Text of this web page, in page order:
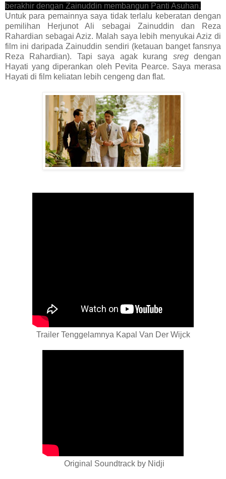
berakhir dengan Zainuddin membangun Panti Asuhan.
Untuk para pemainnya saya tidak terlalu keberatan dengan
pemilihan Herjunot Ali sebagai Zainuddin dan Reza
Rahardian sebagai Aziz. Malah saya lebih menyukai Aziz di
film ini daripada Zainuddin sendiri (ketauan banget fansnya
Reza Rahardian). Tapi saya agak kurang sregdengan
Hayati yang diperankan oleh Pevita Pearce. Saya merasa
Hayati di film keliatan lebih cengeng dan flat.
Trailer Tenggelamnya Kapal Van Der Wijck
Original Soundtrack by Nidji